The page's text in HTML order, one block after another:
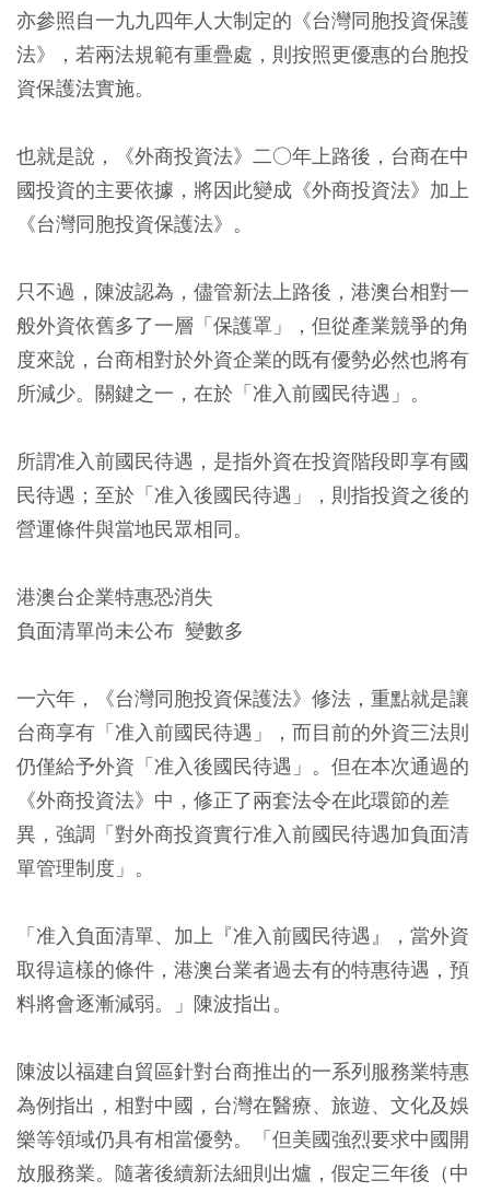
亦參照自一九九四年人大制定的《台灣同胞投資保護
法》，若兩法規範有重疊處，則按照更優惠的台胞投
資保護法實施。
也就是說，《外商投資法》二○年上路後，台商在中
國投資的主要依據，將因此變成《外商投資法》加上
《台灣同胞投資保護法》。
只不過，陳波認為，儘管新法上路後，港澳台相對一
般外資依舊多了一層「保護罩」，但從產業競爭的角
度來說，台商相對於外資企業的既有優勢必然也將有
所減少。關鍵之一，在於「准入前國民待遇」。
所謂准入前國民待遇，是指外資在投資階段即享有國
民待遇；至於「准入後國民待遇」，則指投資之後的
營運條件與當地民眾相同。
港澳台企業特惠恐消失
負面清單尚未公布 變數多
一六年，《台灣同胞投資保護法》修法，重點就是讓
台商享有「准入前國民待遇」，而目前的外資三法則
仍僅給予外資「准入後國民待遇」。但在本次通過的
《外商投資法》中，修正了兩套法令在此環節的差
異，強調「對外商投資實行准入前國民待遇加負面清
單管理制度」。
「准入負面清單、加上『准入前國民待遇』，當外資
取得這樣的條件，港澳台業者過去有的特惠待遇，預
料將會逐漸減弱。」陳波指出。
陳波以福建自貿區針對台商推出的一系列服務業特惠
為例指出，相對中國，台灣在醫療、旅遊、文化及娛
樂等領域仍具有相當優勢。「但美國強烈要求中國開
放服務業。隨著後續新法細則出爐，假定三年後（中